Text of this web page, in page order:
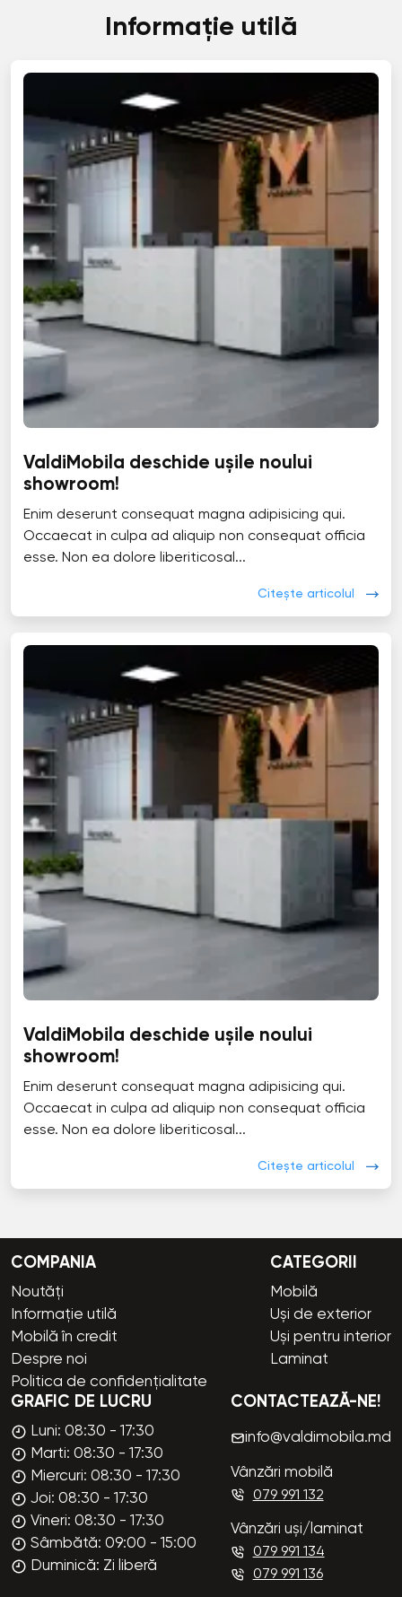
Informație utilă
ValdiMobila deschide ușile noului
showroom!
Enim deserunt consequat magna adipisicing qui.
Occaecat in culpa ad aliquip non consequat officia
esse. Non ea dolore liberiticosal...
Citește articolul
ValdiMobila deschide ușile noului
showroom!
Enim deserunt consequat magna adipisicing qui.
Occaecat in culpa ad aliquip non consequat officia
esse. Non ea dolore liberiticosal...
Citește articolul
COMPANIA
Noutăți
Informație utilă
Mobilă în credit
Despre noi
Politica de confidențialitate
CATEGORII
Mobilă
Uși de exterior
Uși pentru interior
Laminat
GRAFIC DE LUCRU
Luni: 08:30 - 17:30
Marti: 08:30 - 17:30
Miercuri: 08:30 - 17:30
Joi: 08:30 - 17:30
Vineri: 08:30 - 17:30
Sâmbătă: 09:00 - 15:00
Duminică: Zi liberă
CONTACTEAZĂ-NE!
info@valdimobila.md
Vânzări mobilă
079 991 132
Vânzări uși/laminat
079 991 134
079 991 136